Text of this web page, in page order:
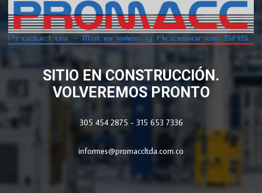
SITIO EN CONSTRUCCIÓN.
VOLVEREMOS PRONTO
305 454 2875 - 315 653 7336
informes@promaccltda.com.co